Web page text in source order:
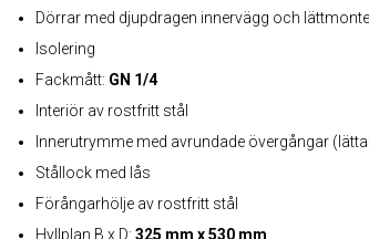
Dörrar med djupdragen innervägg och
Isolering
Fackmått: GN 1/4
Interiör av rostfritt stål
Innerutrymme med avrundade övergångar
Stållock med lås
Förångarhölje av rostfritt stål
Hyllplan B x D: 325 mm x 530 mm